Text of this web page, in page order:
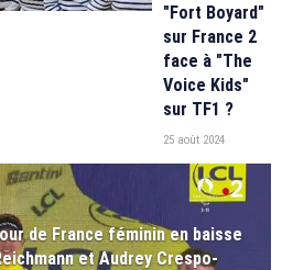
"Fort Boyard"
sur France 2
face à "The
Voice Kids"
sur TF1 ?
25 août 2024
de France féminin en baisse
et Audrey Crespo-